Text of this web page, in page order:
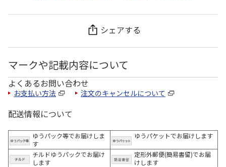
シェアする
マークや記載内容について
よくあるお問い合わせ
お支払い方法 注文のキャンセルについて
配送情報について
ゆうパック等でお届けしま
す
ゆうパケットでお届けします
チルドゆうパックでお届け
します
定形外郵便(簡易書留)でお届
けします